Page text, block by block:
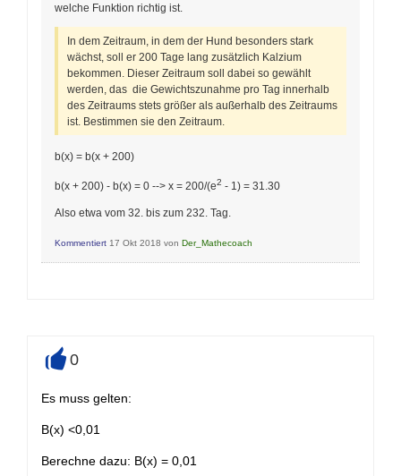
welche Funktion richtig ist.
In dem Zeitraum, in dem der Hund besonders stark
wächst, soll er 200 Tage lang zusätzlich Kalzium
bekommen. Dieser Zeitraum soll dabei so gewählt
werden, das die Gewichtszunahme pro Tag innerhalb
des Zeitraums stets größer als außerhalb des Zeitraums
ist. Bestimmen sie den Zeitraum.
b(x) = b(x + 200)
b(x + 200) - b(x) = 0 --> x = 200/(e2 - 1) = 31.30
Also etwa vom 32. bis zum 232. Tag.
Kommentiert 17 Okt 2018 von Der_Mathecoach
0
Es muss gelten:
B(x) <0,01
Berechne dazu: B(x) = 0,01